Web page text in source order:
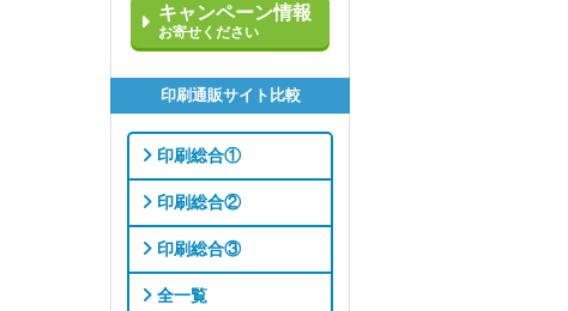
キャンペーン情報
お寄せください
印刷通販サイト比較
印刷総合①
印刷総合②
印刷総合③
全一覧